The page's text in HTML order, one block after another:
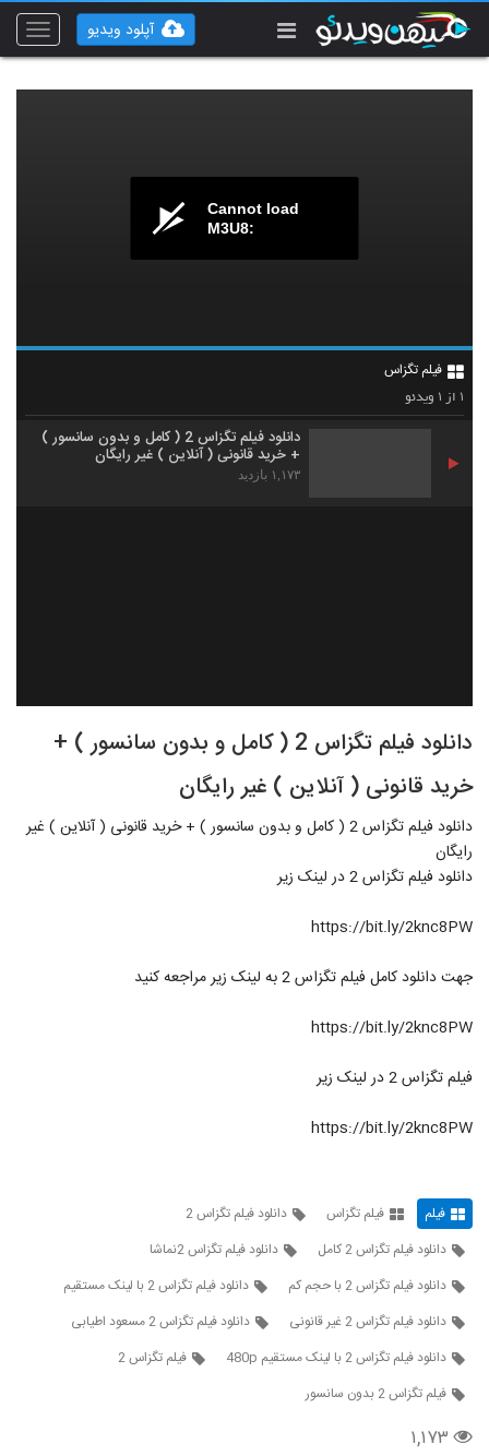
Toggle
آپلود ویدیو
Cannot load
M3U8:
فیلم تگزاس
۱ از ۱ ویدئو
دانلود فیلم تگزاس 2 ( کامل و بدون سانسور )
+ خرید قانونی ( آنلاین ) غیر رایگان
۱,۱۷۳ بازدید
دانلود فیلم تگزاس 2 ( کامل و بدون سانسور ) +
خرید قانونی ( آنلاین ) غیر رایگان
دانلود فیلم تگزاس 2 ( کامل و بدون سانسور ) + خرید قانونی ( آنلاین ) غیر
رایگان
دانلود فيلم تگزاس 2 در لينک زير
https://bit.ly/2knc8PW
جهت دانلود کامل فيلم تگزاس 2 به لينک زير مراجعه کنيد
https://bit.ly/2knc8PW
فيلم تگزاس 2 در لينک زير
https://bit.ly/2knc8PW
فیلم فیلم تگزاس
دانلود فیلم تگزاس 2
دانلود فیلم تگزاس 2 کامل
دانلود فیلم تگزاس 2نماشا
دانلود فیلم تگزاس 2 با حجم کم
دانلود فیلم تگزاس 2 با لینک مستقیم
دانلود فیلم تگزاس 2 غیر قانونی
دانلود فیلم تگزاس 2 مسعود اطیابی
دانلود فیلم تگزاس 2 با لینک مستقیم 480p
فیلم تگزاس 2
فیلم تگزاس 2 بدون سانسور
۱,۱۷۳